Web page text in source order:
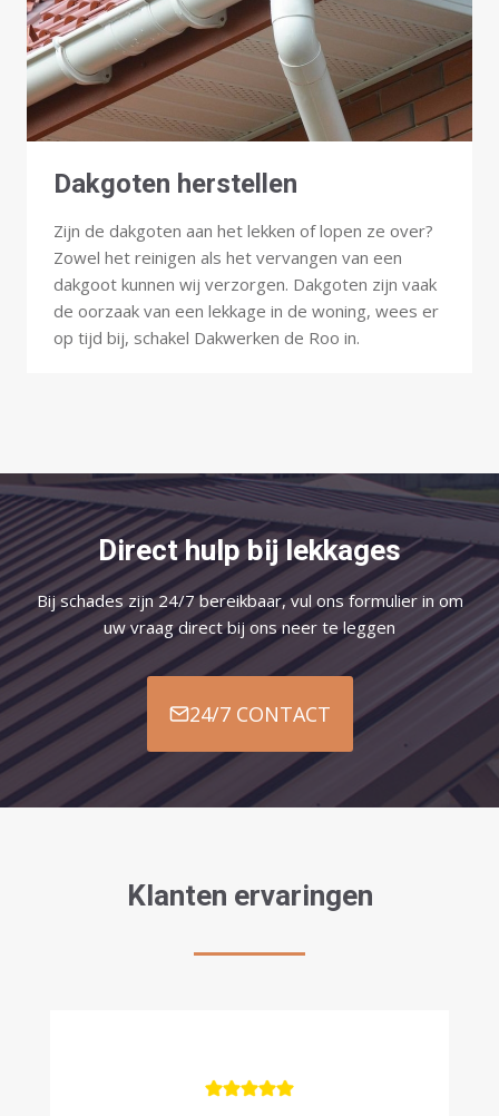
Dakgoten herstellen
Zijn de dakgoten aan het lekken of lopen ze over?
Zowel het reinigen als het vervangen van een
dakgoot kunnen wij verzorgen. Dakgoten zijn vaak
de oorzaak van een lekkage in de woning, wees er
op tijd bij, schakel Dakwerken de Roo in.
Direct hulp bij lekkages
Bij schades zijn 24/7 bereikbaar, vul ons formulier in om
uw vraag direct bij ons neer te leggen
24/7 CONTACT
Klanten ervaringen